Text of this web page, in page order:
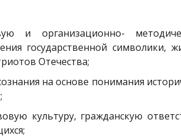
и организационно-
государственной
Отечества;
на основе понимания
культуру, гражданскую